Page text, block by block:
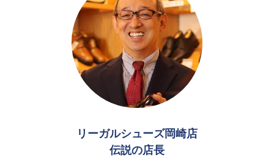
リーガルシューズ岡崎店
伝説の店長